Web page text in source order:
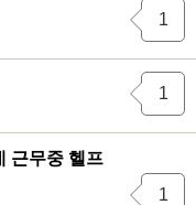
1
1
근무중 헬프
1